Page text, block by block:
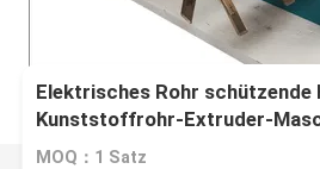
Elektrisches Rohr schützende
Kunststoffrohr-Extruder-
Maschine herstellt
MOQ：1 Satz